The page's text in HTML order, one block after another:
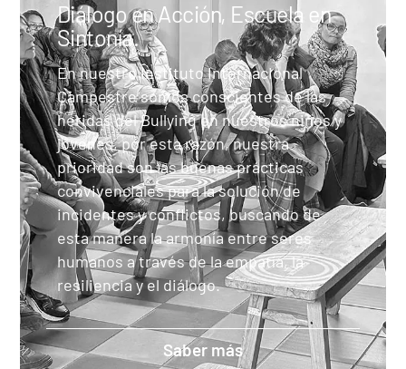
Diálogo en Acción, Escuela en
Sintonía.
En nuestro Instituto Internacional
Campestre somos conscientes de las
heridas del Bullying en nuestros niños y
jóvenes, por esta razón, nuestra
prioridad son las buenas prácticas
convivenciales para la solución de
incidentes y conflictos, buscando de
esta manera la armonía entre seres
humanos a través de la empatía, la
resiliencia y el diálogo.
Saber más